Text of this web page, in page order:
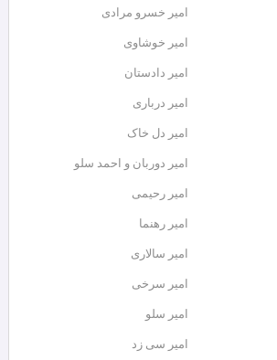
امیر خسرو مرادی
امیر خوشاوی
امیر دادستان
امیر درباری
امیر دل خاک
امیر دوربان و احمد سلو
امیر رحیمی
امیر رهنما
امیر سالاری
امیر سرخی
امیر سلو
امیر سی زد